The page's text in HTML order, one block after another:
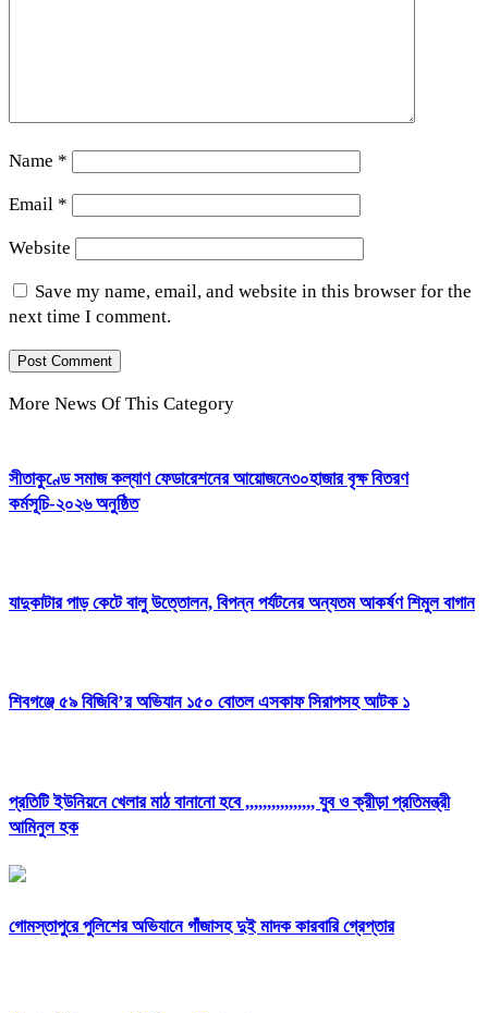
Name *
Email *
Website
Save my name, email, and website in this browser for the
next time I comment.
More News Of This Category
সীতাকুণ্ডে সমাজ কল্যাণ ফেডারেশনের আয়োজনে৩০হাজার বৃক্ষ বিতরণ
কর্মসূচি-২০২৬ অনুষ্ঠিত
যাদুকাটার পাড় কেটে বালু উত্তোলন, বিপন্ন পর্যটনের অন্যতম আকর্ষণ শিমুল বাগান
শিবগঞ্জে ৫৯ বিজিবি’র অভিযান ১৫০ বোতল এসকাফ সিরাপসহ আটক ১
প্রতিটি ইউনিয়নে খেলার মাঠ বানানো হবে ,,,,,,,,,,,,,,,, যুব ও ক্রীড়া প্রতিমন্ত্রী
আমিনুল হক
গোমস্তাপুরে পুলিশের অভিযানে গাঁজাসহ দুই মাদক কারবারি গ্রেপ্তার